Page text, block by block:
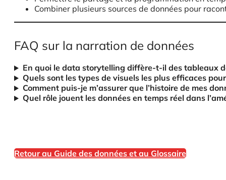
Combiner plusieurs sources de données pour
FAQ sur la narration de données
En quoi le data storytelling diffère-t-il des tableaux
Quels sont les types de visuels les plus efficaces
Comment puis-je m’assurer que l’histoire de mes
Quel rôle jouent les données en temps réel dans
Retour au Guide des données et au Glossaire